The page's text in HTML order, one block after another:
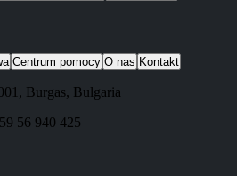
Centrum pomocy O nas Kontakt
, Burgas, Bulgaria
56 940 425